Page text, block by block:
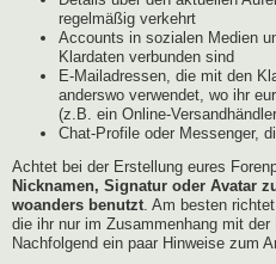
regelmäßig verkehrt
Accounts in sozialen Medien
Klardaten verbunden sind
E-Mailadressen, die mit den
anderswo verwendet, wo ihr
(z.B. ein Online-
Chat-Profile oder Messenger,
Achtet bei der Erstellung eures
Nicknamen, Signatur oder Avatar
woanders benutzt. Am besten
die ihr nur im Zusammenhang mit der
Nachfolgend ein paar Hinweise zum